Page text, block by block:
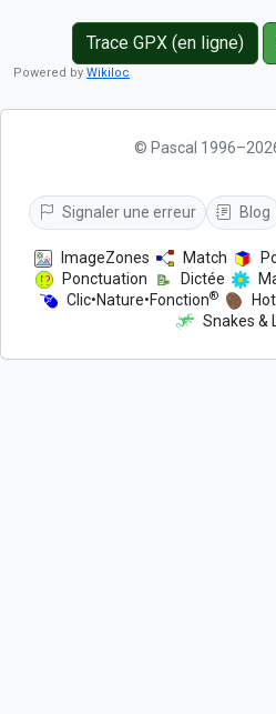
Trace GPX (en ligne)
Powered by Wikiloc
© Pascal
Signaler une erreur Blog
ImageZones Match
Ponctuation
Dictée
Clic•Nature•Fonction®
Snakes &